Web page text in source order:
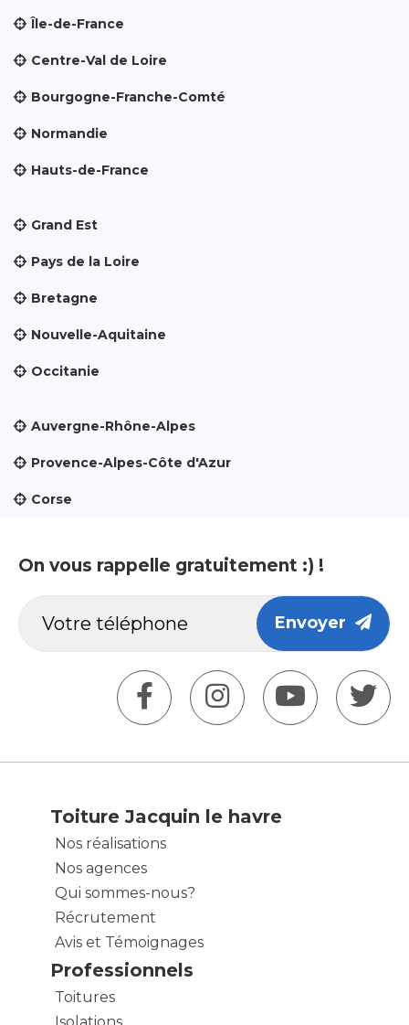
Île-de-France
Centre-Val de Loire
Bourgogne-Franche-Comté
Normandie
Hauts-de-France
Grand Est
Pays de la Loire
Bretagne
Nouvelle-Aquitaine
Occitanie
Auvergne-Rhône-Alpes
Provence-Alpes-Côte d'Azur
Corse
On vous rappelle gratuitement :) !
Envoyer
Toiture Jacquin le havre
Nos réalisations
Nos agences
Qui sommes-nous?
Récrutement
Avis et Témoignages
Professionnels
Toitures
Isolations